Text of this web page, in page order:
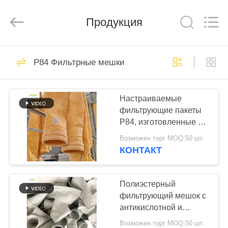
ДОМ
ПРОДУКТЫ
НАСЧЕТ
НАС
ПУТЕШЕСТВИЕ
ФАБРИКИ
ПРОВЕРКА
Technology
Co.,Ltd..
Reserved.
Мешочные
фильтры для
пылесборника
115
Арамидный
фильтрующий
99
Продукция
P84 Фильтрные мешки
Настраиваемые
фильтрующие пакеты
P84, изготовленные с
помощью
фильтрующей ткани
промышленных систем
сбора пыли
Возможен торг MOQ:50 шт.
КОНТАКТ
Полиэстерный
фильтрующий мешок с
антикислотной и
антищелочной
Возможен торг MOQ:50 шт.